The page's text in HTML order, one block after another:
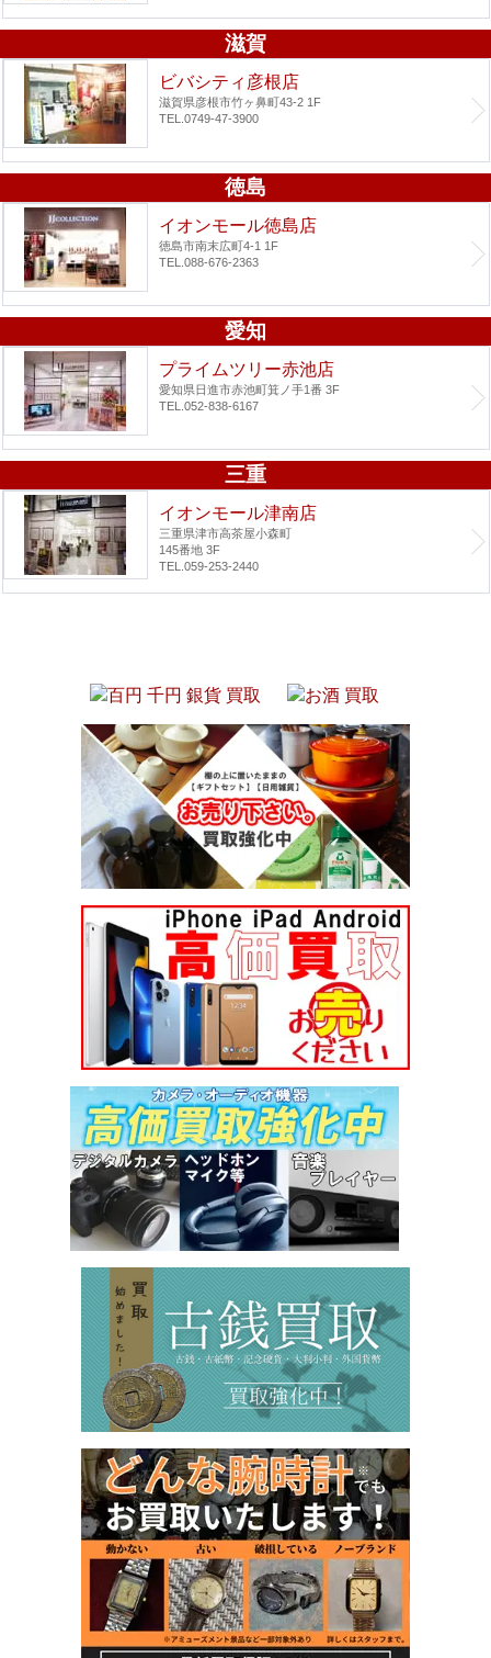
滋賀
ビバシティ彦根店
滋賀県彦根市竹ヶ鼻町43-2 1F
TEL.0749-47-3900
徳島
イオンモール徳島店
徳島市南末広町4-1 1F
TEL.088-676-2363
愛知
プライムツリー赤池店
愛知県日進市赤池町箕ノ手1番 3F
TEL.052-838-6167
三重
イオンモール津南店
三重県津市高茶屋小森町
145番地 3F
TEL.059-253-2440